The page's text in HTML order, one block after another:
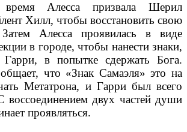
Алесса призвала Шерил
Хилл, чтобы восстановить свою
Алесса проявилась в виде
в городе, чтобы нанести знаки,
Гарри, в попытке сдержать Бога.
что «Знак Самаэля» это на
Метатрона, и Гарри был всего
двух частей души
проявляться.